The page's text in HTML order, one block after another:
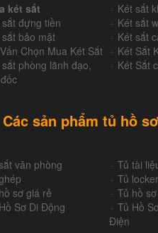
két sắt Két sắt
sắt đựng tiền Két sắt
sắt bảo mật Két sắt
Chọn Mua Két Sắt Két Sắt
sắt phòng lãnh đạo,
Két Sắt
Các sản phẩm tủ hồ
văn phòng Tủ tài
Tủ locker
sơ giá rẻ Tủ hồ
Sơ Di Động
Tủ Hồ
Điện